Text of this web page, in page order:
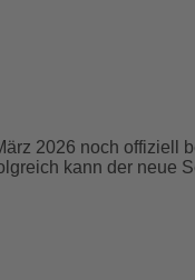
2026 noch offiziell
kann der neue